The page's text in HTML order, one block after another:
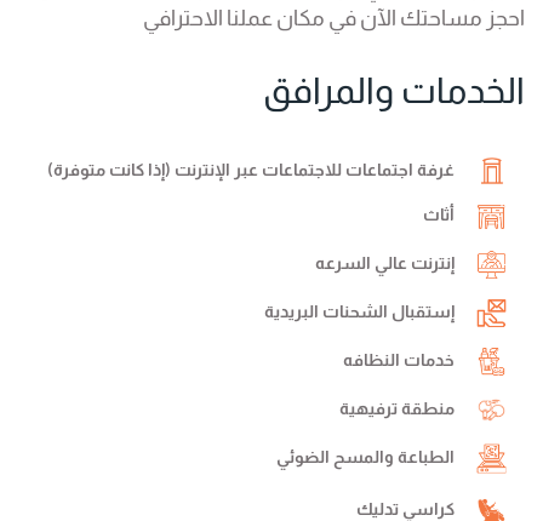
احجز مساحتك الآن في مكان عملنا الاحترافي
الخدمات والمرافق
غرفة اجتماعات للاجتماعات عبر الإنترنت (إذا كانت متوفرة)
أثاث
إنترنت عالي السرعه
إستقبال الشحنات البريدية
خدمات النظافه
منطقة ترفيهية
الطباعة والمسح الضوئي
كراسي تدليك